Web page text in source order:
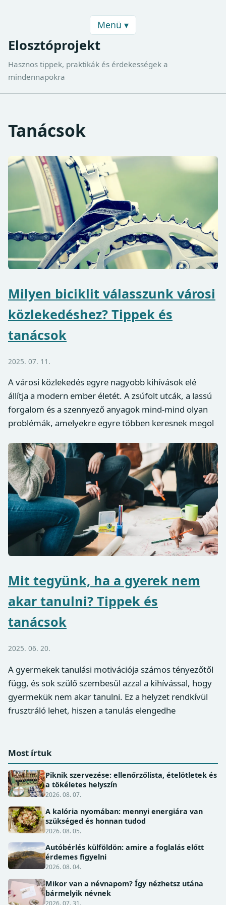
Menü ▾
Elosztóprojekt
Hasznos tippek, praktikák és érdekességek a
mindennapokra
Tanácsok
Milyen biciklit válasszunk városi
közlekedéshez? Tippek és
tanácsok
2025. 07. 11.
A városi közlekedés egyre nagyobb kihívások elé
állítja a modern ember életét. A zsúfolt utcák, a lassú
forgalom és a szennyező anyagok mind-mind olyan
problémák, amelyekre egyre többen keresnek megol
Mit tegyünk, ha a gyerek nem
akar tanulni? Tippek és
tanácsok
2025. 06. 20.
A gyermekek tanulási motivációja számos tényezőtől
függ, és sok szülő szembesül azzal a kihívással, hogy
gyermekük nem akar tanulni. Ez a helyzet rendkívül
frusztráló lehet, hiszen a tanulás elengedhe
Most írtuk
Piknik szervezése: ellenőrzőlista, ételötletek és
a tökéletes helyszín
2026. 08. 07.
A kalória nyomában: mennyi energiára van
szükséged és honnan tudod
2026. 08. 05.
Autóbérlés külföldön: amire a foglalás előtt
érdemes figyelni
2026. 08. 04.
Mikor van a névnapom? Így nézhetsz utána
bármelyik névnek
2026. 07. 31.